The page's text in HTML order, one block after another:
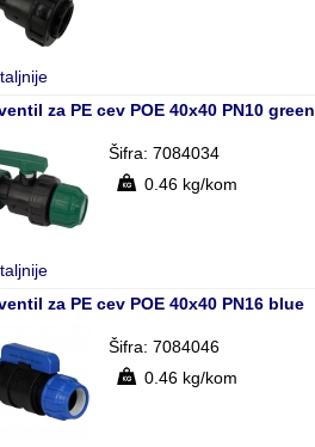
za PE cev POE 40x40 PN10 green
Šifra: 7084034
0.46 kg/kom
za PE cev POE 40x40 PN16 blue
Šifra: 7084046
0.46 kg/kom